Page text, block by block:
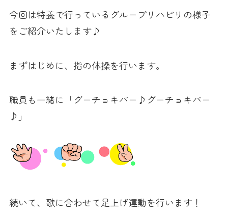
今回は特養で行っているグループリハビリの様子
をご紹介いたします♪
まずはじめに、指の体操を行います。
職員も一緒に「グーチョキパー♪グーチョキパー
♪」
続いて、歌に合わせて足上げ運動を行います！